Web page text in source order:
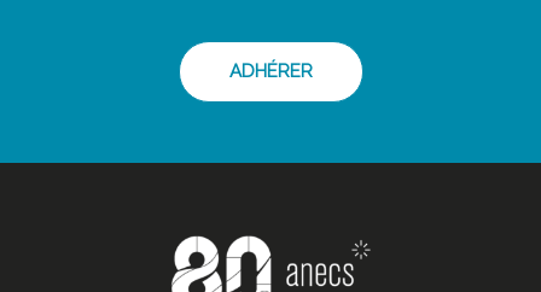
ADHÉRER